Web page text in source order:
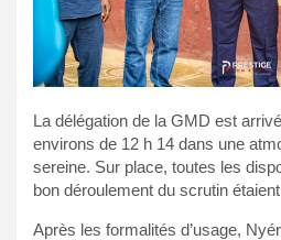
La délégation de la GMD est
environs de 12 h 14 dans une
sereine. Sur place, toutes les
bon déroulement du scrutin
Après les formalités d’usage,